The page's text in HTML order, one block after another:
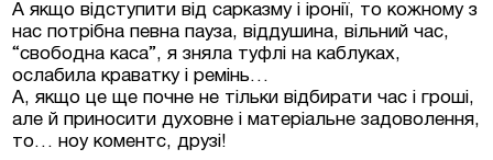
А якщо відступити від сарказму і іронії, то кожному з
нас потрібна певна пауза, віддушина, вільний час,
“свободна каса”, я зняла туфлі на каблуках,
ослабила краватку і ремінь…
А, якщо це ще почне не тільки відбирати час і гроші,
але й приносити духовне і матеріальне задоволення,
то… ноу коментс, друзі!